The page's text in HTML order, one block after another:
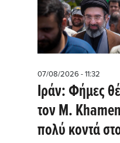
07/08/2026 - 11:32
Ιράν: Φήμες
τον Μ.
πολύ κοντά